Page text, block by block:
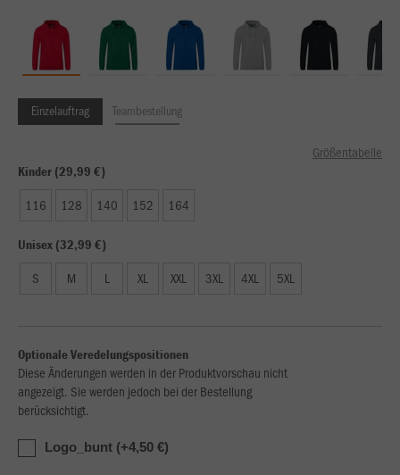
Einzelauftrag Teambestellung
Größentabelle
Kinder (29,99 €)
116 128 140 152 164
Unisex (32,99 €)
S M L XL XXL 3XL 4XL 5XL
Optionale Veredelungspositionen
Diese Änderungen werden in der Produktvorschau nicht
angezeigt. Sie werden jedoch bei der Bestellung
berücksichtigt.
Logo_bunt (+4,50 €)